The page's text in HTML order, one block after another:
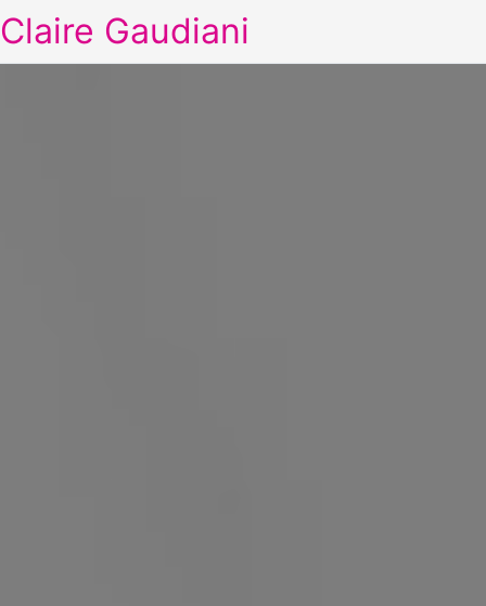
Claire Gaudiani